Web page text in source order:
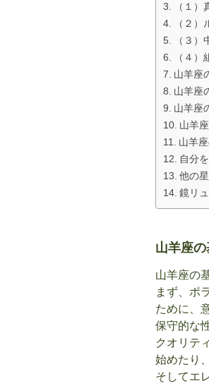
（１
（２
（３
（４
山羊座
山羊座
山羊座
山羊
山羊
自分
他の
鏡リ
山羊座
山羊座の
まず、ポ
ために、
保守的な
クオリテ
始めたり
そしてエ